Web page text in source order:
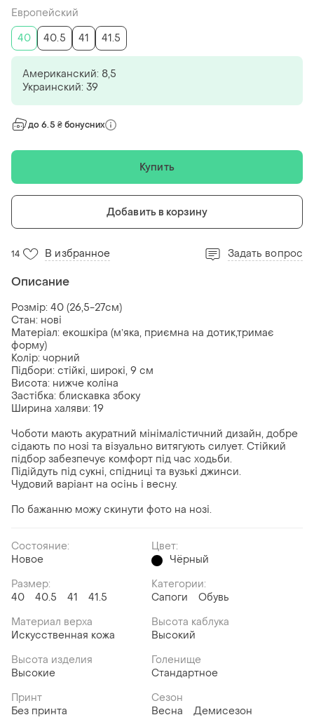
Европейский
40
40.5 41 41.5
Американский: 8,5
Украинский: 39
до 6.5 ₴ бонусних
Купить
Добавить в корзину
14 В избранное Задать вопрос
Описание
Розмір: 40 (26,5-27см)
Стан: нові
Матеріал: екошкіра (мʼяка, приємна на дотик,тримає
форму)
Колір: чорний
Підбори: стійкі, широкі, 9 см
Висота: нижче коліна
Застібка: блискавка збоку
Ширина халяви: 19
Чоботи мають акуратний мінімалістичний дизайн, добре
сідають по нозі та візуально витягують силует. Стійкий
підбор забезпечує комфорт під час ходьби.
Підійдуть під сукні, спідниці та вузькі джинси.
Чудовий варіант на осінь і весну.
По бажанню можу скинути фото на нозі.
Состояние:
Новое
Цвет:
Чёрный
Размер:
40
40.5 41 41.5
Категории:
Сапоги
Обувь
Материал верха
Искусственная кожа
Высота каблука
Высокий
Высота изделия
Высокие
Голенище
Стандартное
Принт
Без принта
Сезон
Весна
Демисезон